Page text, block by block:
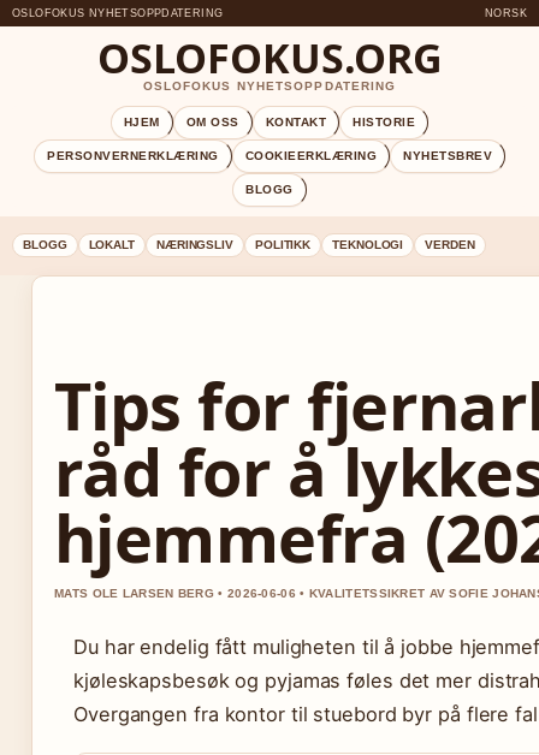
OSLOFOKUS NYHETSOPPDATERING NORSK
OSLOFOKUS.ORG
OSLOFOKUS NYHETSOPPDATERING
HJEM OM OSS KONTAKT HISTORIE
PERSONVERNERKLÆRING COOKIEERKLÆRING NYHETSBREV
BLOGG
BLOGG LOKALT NÆRINGSLIV POLITIKK TEKNOLOGI VERDEN
Tips for
råd for å
hjemmefra
MATS OLE LARSEN BERG • 2026-06-06 • KVALITETSSIKRET AV SOFIE
Du har endelig fått muligheten til å jobbe
kjøleskapsbesøk og pyjamas føles det mer
Overgangen fra kontor til stuebord byr på flere